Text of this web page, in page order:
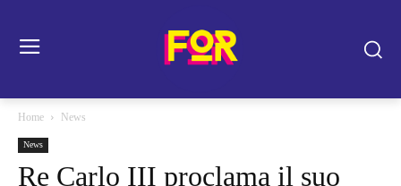
Home News
News
Re Carlo III proclama il suo